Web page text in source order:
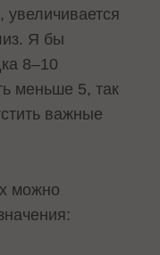
увеличивается
Я бы
8–10
меньше 5, так
важные
можно